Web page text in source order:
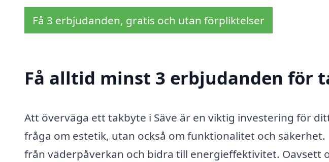
Få 3 erbjudanden, gratis och utan förpliktelser
Få alltid minst 3 erbjudanden för
Att överväga ett takbyte i Säve är en viktig investering för
fråga om estetik, utan också om funktionalitet och
från väderpåverkan och bidra till energieffektivitet. Oavsett